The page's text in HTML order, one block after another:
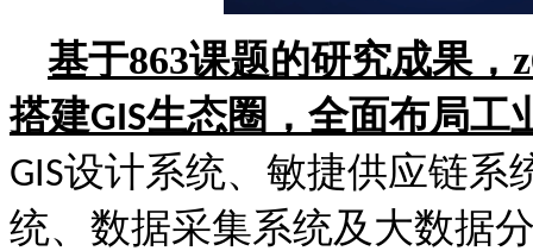
基于863课题的研究成果
搭建GIS生态圈，全面布局
GIS设计系统、敏捷供应链系
统、数据采集系统及大数据